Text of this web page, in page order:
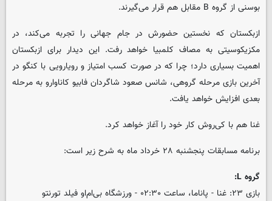
بوسنی از گروه B مقابل هم قرار می‌گیرند.
ازبکستان که نخستین حضورش در جام جهانی را تجربه می‌کند، در
مکزیکوسیتی به مصاف کلمبیا خواهد رفت. این دیدار برای ازبکستان
اهمیت بسیاری دارد؛ چرا که در صورت کسب امتیاز و رویارویی با کنگو در
آخرین بازی مرحله گروهی، شانس صعود شاگردان فابیو کاناوارو به مرحله
بعدی افزایش خواهد یافت.
غنا هم با کی‌روش کار خود را آغاز خواهد کرد.
برنامه مسابقات پنجشنبه ۲۸ خرداد ماه به شرح زیر است:
گروه L:
بازی ۲۳: غنا - پاناما، ساعت ۰۲:۳۰ - ورزشگاه بی‌ام‌او فیلد تورنتو